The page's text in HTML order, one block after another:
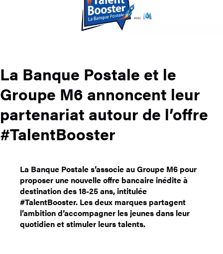
La Banque Postale et le
Groupe M6 annoncent leur
partenariat autour de l’offre
#TalentBooster
La Banque Postale s’associe au Groupe M6 pour
proposer une nouvelle offre bancaire inédite à
destination des 18-25 ans, intitulée
#TalentBooster. Les deux marques partagent
l’ambition d’accompagner les jeunes dans leur
quotidien et stimuler leurs talents.